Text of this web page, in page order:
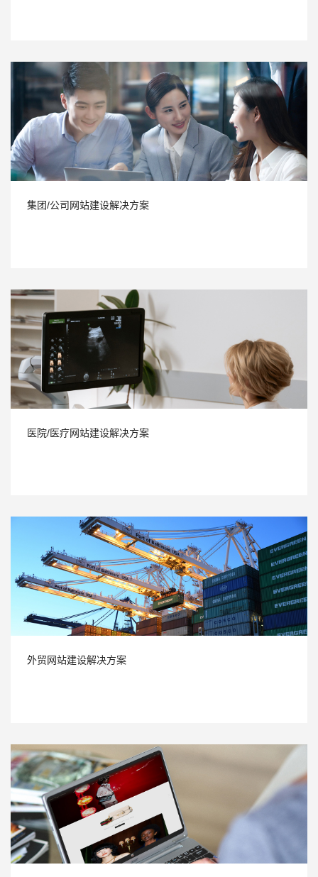
集团/公司网站建设解决方案
医院/医疗网站建设解决方案
外贸网站建设解决方案